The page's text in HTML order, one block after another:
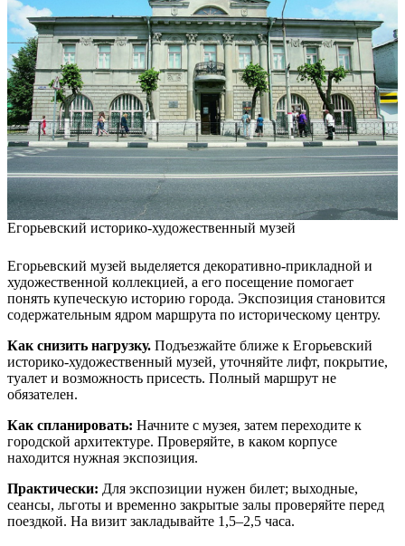
Егорьевский историко-художественный музей
Егорьевский музей выделяется декоративно-прикладной и
художественной коллекцией, а его посещение помогает
понять купеческую историю города. Экспозиция становится
содержательным ядром маршрута по историческому центру.
Как снизить нагрузку. Подъезжайте ближе к Егорьевский
историко-художественный музей, уточняйте лифт, покрытие,
туалет и возможность присесть. Полный маршрут не
обязателен.
Как спланировать: Начните с музея, затем переходите к
городской архитектуре. Проверяйте, в каком корпусе
находится нужная экспозиция.
Практически: Для экспозиции нужен билет; выходные,
сеансы, льготы и временно закрытые залы проверяйте перед
поездкой. На визит закладывайте 1,5–2,5 часа.